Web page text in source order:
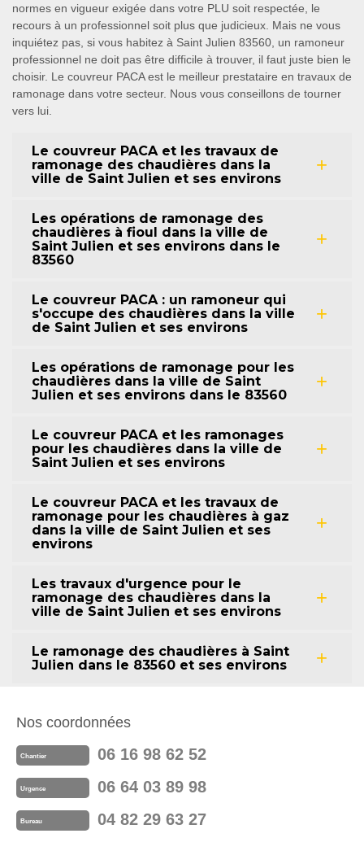
normes en vigueur exigée dans votre PLU soit respectée, le
recours à un professionnel soit plus que judicieux. Mais ne vous
inquiétez pas, si vous habitez à Saint Julien 83560, un ramoneur
professionnel ne doit pas être difficile à trouver, il faut juste bien le
choisir. Le couvreur PACA est le meilleur prestataire en travaux de
ramonage dans votre secteur. Nous vous conseillons de tourner
vers lui.
Le couvreur PACA et les travaux de
ramonage des chaudières dans la
ville de Saint Julien et ses environs
Les opérations de ramonage des
chaudières à fioul dans la ville de
Saint Julien et ses environs dans le
83560
Le couvreur PACA : un ramoneur qui
s'occupe des chaudières dans la ville
de Saint Julien et ses environs
Les opérations de ramonage pour les
chaudières dans la ville de Saint
Julien et ses environs dans le 83560
Le couvreur PACA et les ramonages
pour les chaudières dans la ville de
Saint Julien et ses environs
Le couvreur PACA et les travaux de
ramonage pour les chaudières à gaz
dans la ville de Saint Julien et ses
environs
Les travaux d'urgence pour le
ramonage des chaudières dans la
ville de Saint Julien et ses environs
Le ramonage des chaudières à Saint
Julien dans le 83560 et ses environs
Nos coordonnées
Chantier 06 16 98 62 52
Urgence 06 64 03 89 98
Bureau 04 82 29 63 27